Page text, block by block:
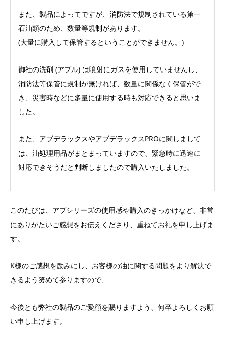
また、製品によってですが、消防法で規制されている第一
石油類のため、数量等規制があります。
(大量に購入して保管するということができません。)
御社の洗剤 (アブル) は噴射にガスを使用していませんし、
消防法等保管に規制が無ければ、数量に関係なく保管がで
き、災害時などに多量に使用する時も対応できると思いま
した。
また、アブデラックスやアブデラックスPROに関しまして
は、油処理用品がまとまっていますので、緊急時に迅速に
対応できそうだと判断しましたので購入いたしました。
このたびは、アブシリーズの使用感や購入のきっかけなど、非常
にありがたいご感想をお伝えくださり、重ねてお礼を申し上げま
す。
K様のご感想を励みにし、お客様の油に関する問題をより解決で
きるよう努めて参りますので、
今後とも弊社の製品のご愛顧を賜りますよう、何卒よろしくお願
い申し上げます。